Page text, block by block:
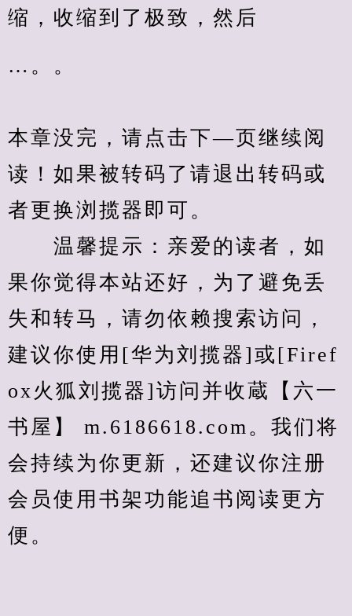
缩，收缩到了极致，然后
…。。
本章没完，请点击下—页继续阅
读！如果被转码了请退出转码或
者更换浏揽器即可。
温馨提示：亲爱的读者，如
果你觉得本站还好，为了避免丢
失和转马，请勿依赖搜索访问，
建议你使用[华为刘揽器]或[Firef
ox火狐刘揽器]访问并收蔵【六一
书屋】 m.6186618.com。我们将
会持续为你更新，还建议你注册
会员使用书架功能追书阅读更方
便。